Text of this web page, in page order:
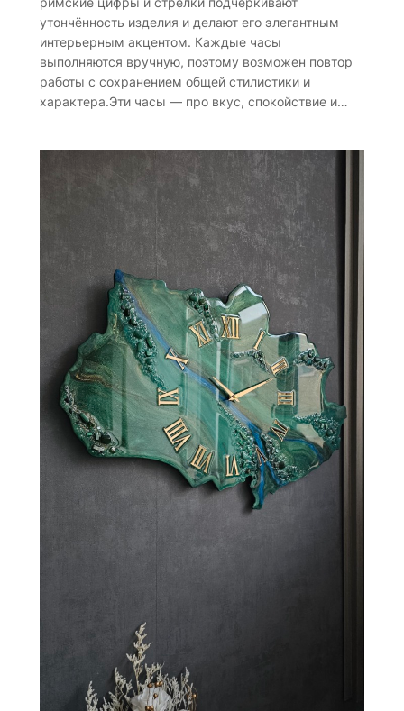
утончённость изделия и делают его элегантным
интерьерным акцентом. Каждые часы
выполняются вручную, поэтому возможен повтор
работы с сохранением общей стилистики и
характера.Эти часы — про вкус, спокойствие и…